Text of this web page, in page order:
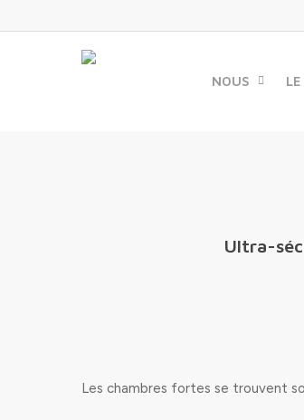
to
NOUS
Ultra-
Les chambres fortes se trouvent